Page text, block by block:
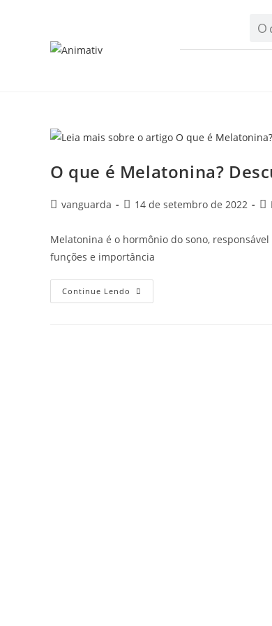
O que é Melatonina?
vanguarda 14 de setembro de 2022
Melatonina é o hormônio do sono,
funções e importância
Continue Lendo